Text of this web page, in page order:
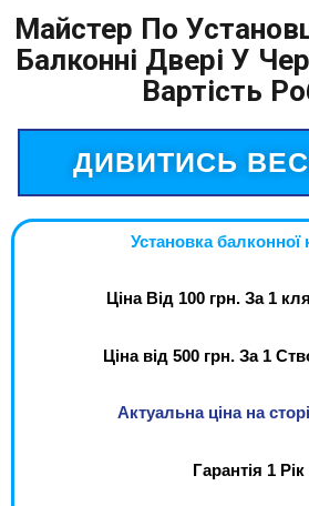
Майстер По
Балконні Двері У
Вартість
ДИВИТИСЬ
Установка балконної
Ціна Від 100 грн. За 1
Ціна від 500 грн. За 1
Актуальна ціна на
Гарантія 1 Рік